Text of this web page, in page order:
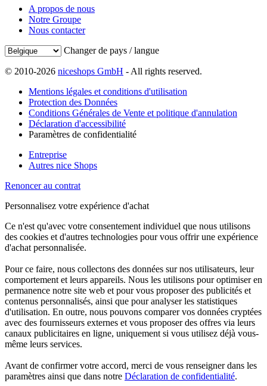
A propos de nous
Notre Groupe
Nous contacter
Changer de pays / langue
© 2010-2026 niceshops GmbH - All rights reserved.
Mentions légales et conditions d'utilisation
Protection des Données
Conditions Générales de Vente et politique d'annulation
Déclaration d'accessibilité
Paramètres de confidentialité
Entreprise
Autres nice Shops
Renoncer au contrat
Personnalisez votre expérience d'achat
Ce n'est qu'avec votre consentement individuel que nous utilisons
des cookies et d'autres technologies pour vous offrir une expérience
d'achat personnalisée.
Pour ce faire, nous collectons des données sur nos utilisateurs, leur
comportement et leurs appareils. Nous les utilisons pour optimiser en
permanence notre site web et pour vous proposer des publicités et
contenus personnalisés, ainsi que pour analyser les statistiques
d'utilisation. En outre, nous pouvons comparer vos données cryptées
avec des fournisseurs externes et vous proposer des offres via leurs
canaux publicitaires en ligne, uniquement si vous utilisez déjà vous-
même leurs services.
Avant de confirmer votre accord, merci de vous renseigner dans les
paramètres ainsi que dans notre Déclaration de confidentialité.